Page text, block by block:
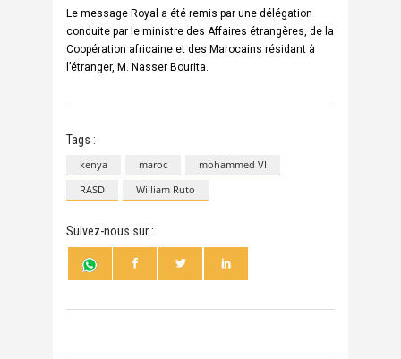
Le message Royal a été remis par une délégation
conduite par le ministre des Affaires étrangères, de la
Coopération africaine et des Marocains résidant à
l’étranger, M. Nasser Bourita.
Tags :
kenya maroc
mohammed VI
RASD
William Ruto
Suivez-nous sur :